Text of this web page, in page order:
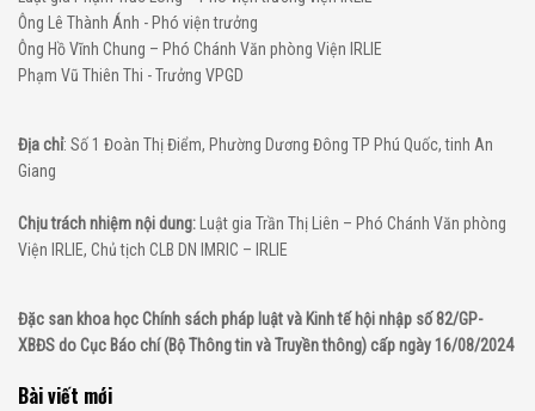
Ông Lê Thành Ánh - Phó viện trưởng
Ông Hồ Vĩnh Chung – Phó Chánh Văn phòng Viện IRLIE
Phạm Vũ Thiên Thi - Trưởng VPGD
Địa chỉ: Số 1 Đoàn Thị Điểm, Phường Dương Đông TP Phú Quốc, tinh An
Giang
Chịu trách nhiệm nội dung: Luật gia Trần Thị Liên – Phó Chánh Văn phòng
Viện IRLIE, Chủ tịch CLB DN IMRIC – IRLIE
Đặc san khoa học Chính sách pháp luật và Kinh tế hội nhập số 82/GP-
XBĐS do Cục Báo chí (Bộ Thông tin và Truyền thông) cấp ngày 16/08/2024
Bài viết mới